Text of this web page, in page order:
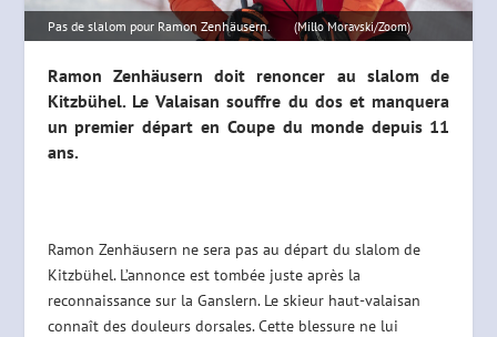
Pas de slalom pour Ramon Zenhäusern. (Millo Moravski/Zoom)
Ramon Zenhäusern doit renoncer au slalom de
Kitzbühel. Le Valaisan souffre du dos et manquera
un premier départ en Coupe du monde depuis 11
ans.
Ramon Zenhäusern ne sera pas au départ du slalom de
Kitzbühel. L’annonce est tombée juste après la
reconnaissance sur la Ganslern. Le skieur haut-valaisan
connaît des douleurs dorsales. Cette blessure ne lui